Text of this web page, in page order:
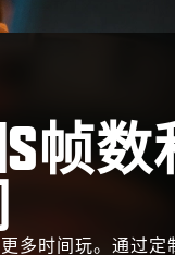
帧
多时间玩。通过定